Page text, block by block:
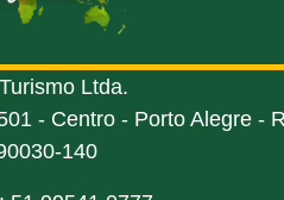
Ltda.
- Centro - Porto Alegre -
140